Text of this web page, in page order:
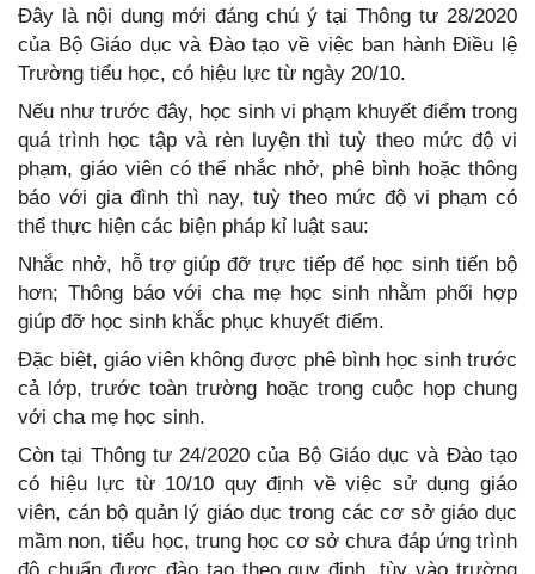
Đây là nội dung mới đáng chú ý tại Thông tư 28/2020
của Bộ Giáo dục và Đào tạo về việc ban hành Điều lệ
Trường tiểu học, có hiệu lực từ ngày 20/10.
Nếu như trước đây, học sinh vi phạm khuyết điểm trong
quá trình học tập và rèn luyện thì tuỳ theo mức độ vi
phạm, giáo viên có thể nhắc nhở, phê bình hoặc thông
báo với gia đình thì nay, tuỳ theo mức độ vi phạm có
thể thực hiện các biện pháp kỉ luật sau:
Nhắc nhở, hỗ trợ giúp đỡ trực tiếp để học sinh tiến bộ
hơn; Thông báo với cha mẹ học sinh nhằm phối hợp
giúp đỡ học sinh khắc phục khuyết điểm.
Đặc biệt, giáo viên không được phê bình học sinh trước
cả lớp, trước toàn trường hoặc trong cuộc họp chung
với cha mẹ học sinh.
Còn tại Thông tư 24/2020 của Bộ Giáo dục và Đào tạo
có hiệu lực từ 10/10 quy định về việc sử dụng giáo
viên, cán bộ quản lý giáo dục trong các cơ sở giáo dục
mầm non, tiểu học, trung học cơ sở chưa đáp ứng trình